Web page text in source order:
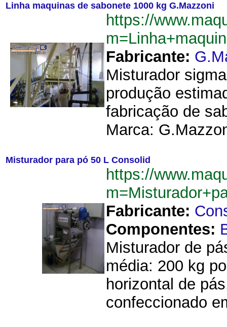
Linha maquinas de sabonete 1000 kg G.Mazzoni
https://
Fabricante:
Misturador
produção
fabricação de
Marca:
Misturador para pó 50 L Consolid
https://
Fabricante:
Componentes:
Misturador de
média: 200 kg
horizontal de
confeccionado